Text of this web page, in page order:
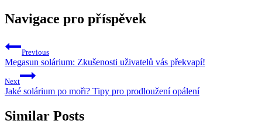
Navigace pro příspěvek
Previous
Megasun solárium: Zkušenosti uživatelů vás překvapí!
Next
Jaké solárium po moři? Tipy pro prodloužení opálení
Similar Posts